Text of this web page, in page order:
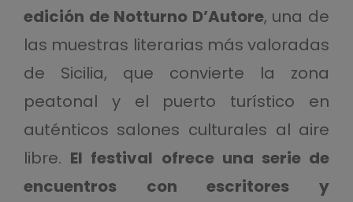
edición de Notturno D’Autore, una de
las muestras literarias más valoradas
de Sicilia, que convierte la zona
peatonal y el puerto turístico en
auténticos salones culturales al aire
libre. El festival ofrece una serie de
encuentros con escritores y